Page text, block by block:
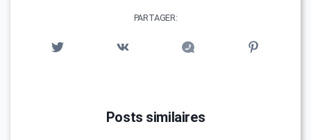
PARTAGER:
Posts similaires